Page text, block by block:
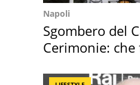
Napoli
Sgombero del
Cerimonie: che